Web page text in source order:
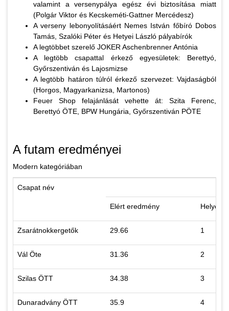
valamint a versenypálya egész évi biztosítása miatt
(Polgár Viktor és Kecskeméti-Gattner Mercédesz)
A verseny lebonyolításáért Nemes István főbíró Dobos
Tamás, Szalóki Péter és Hetyei László pályabírók
A legtöbbet szerelő JOKER Aschenbrenner Antónia
A legtöbb csapattal érkező egyesületek: Berettyó,
Győrszentiván és Lajosmizse
A legtöbb határon túlról érkező szervezet: Vajdaságból
(Horgos, Magyarkanizsa, Martonos)
Feuer Shop felajánlását vehette át: Szita Ferenc,
Berettyó ÖTE, BPW Hungária, Győrszentiván PÖTE
A futam eredményei
Modern kategóriában
Csapat név
Elért eredmény
Zsarátnokkergetők 29.66 1
Vál Öte 31.36 2
Szilas ÖTT 34.38 3
Dunaradvány ÖTT 35.9 4